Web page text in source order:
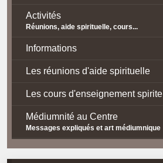
Activités
Réunions, aide spirituelle, cours...
Informations
Les réunions d'aide spirituelle
Les cours d'enseignement spirite
Médiumnité au Centre
Messages expliqués et art médiumnique
Contact / Accès